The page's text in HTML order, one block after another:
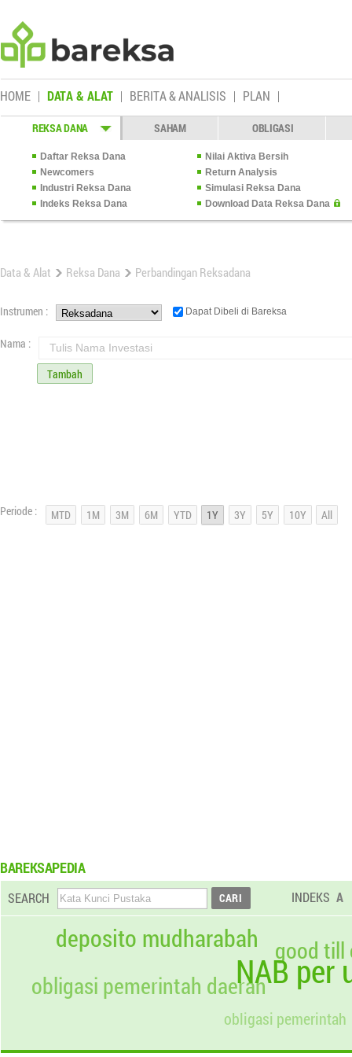
HOME DATA & ALAT BERITA & ANALISIS PLAN
REKSA DANA SAHAM OBLIGASI
Daftar Reksa Dana
Nilai Aktiva Bersih
Newcomers
Return Analysis
Industri Reksa Dana
Simulasi Reksa Dana
Indeks Reksa Dana
Download Data Reksa Dana
Data & Alat Reksa Dana Perbandingan Reksadana
Instrumen : Dapat Dibeli di Bareksa
Nama : Tulis Nama Investasi
Tambah
Periode :
BAREKSAPEDIA
SEARCH INDEKS A
NAB per
deposito mudharabah
obligasi pemerintah
obligasi pemerintah daerah
good till